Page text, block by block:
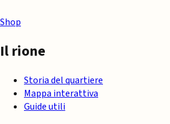
Shop
Il rione
Storia del quartiere
Mappa interattiva
Guide utili